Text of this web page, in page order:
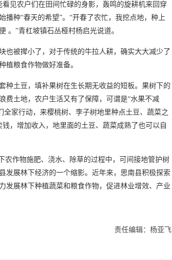
见农户们在田间忙碌的身影，轰鸣的旋耕机来回穿
种“春天的希望”。“开春了农忙，我挖点地，种上
。”青杠坡镇石丛桠村杨启光说道。
也被撵小了，对于传统的牛拉人耕，确实大大减少了
植粮食作物做好准备。
种土豆，填补果树在生长期无收益的短板。果树下的
费土地，农户生活又有了保障，可谓是“水果不减
全家行动，来樱桃树、李子树地里种点土豆、蔬菜之
，增加收入，地里面的土豆、蔬菜成熟了也可以自
作物施肥、浇水、除草的过程中，可间接地管护树
发展林下经济的一个缩影。近年来，思南县积极探索
发展林下种植蔬菜和粮食作物，促进林业增效、产业
责任编辑：杨亚飞